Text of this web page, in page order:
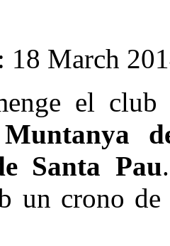
18 March
el
Santa Pau
un crono